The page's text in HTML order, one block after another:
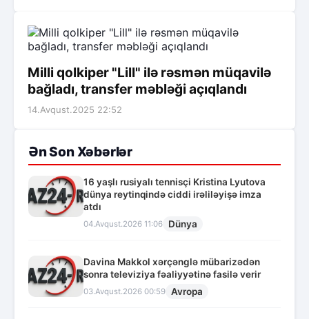
Milli qolkiper "Lill" ilə rəsmən müqavilə
bağladı, transfer məbləği açıqlandı
14.Avqust.2025 22:52
Ən Son Xəbərlər
16 yaşlı rusiyalı tennisçi Kristina Lyutova
dünya reytinqində ciddi irəliləyişə imza
atdı
04.Avqust.2026 11:06 Dünya
Davina Makkol xərçənglə mübarizədən
sonra televiziya fəaliyyətinə fasilə verir
03.Avqust.2026 00:59 Avropa